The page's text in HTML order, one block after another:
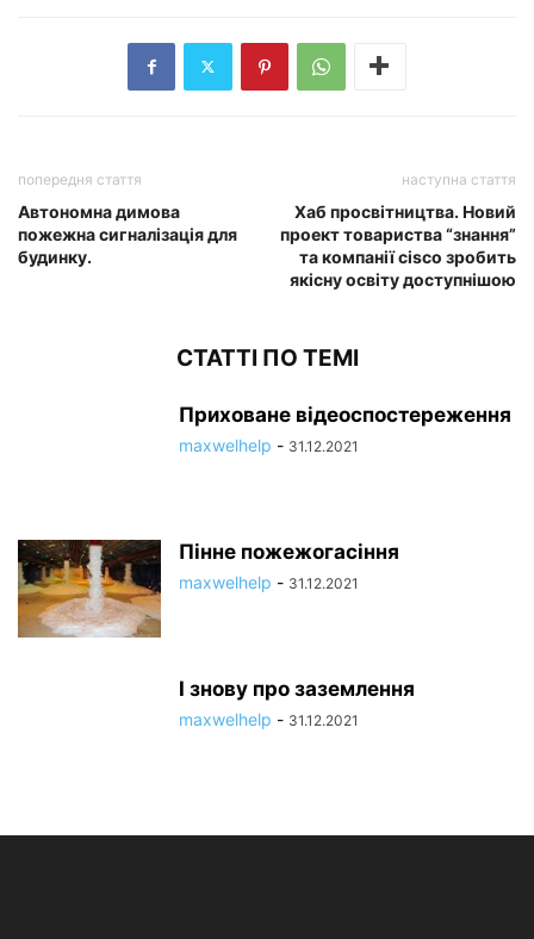
попередня стаття
Автономна димова
пожежна сигналізація для
будинку.
наступна стаття
Хаб просвітництва. Новий
проект товариства “знання”
та компанії cisco зробить
якісну освіту доступнішою
СТАТТІ ПО ТЕМІ
Приховане відеоспостереження
maxwelhelp - 31.12.2021
Пінне пожежогасіння
maxwelhelp - 31.12.2021
І знову про заземлення
maxwelhelp - 31.12.2021